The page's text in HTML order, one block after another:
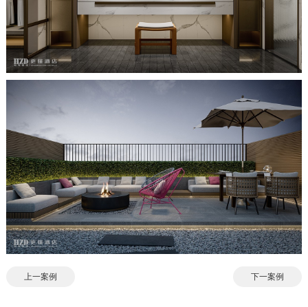
上一案例 下一案例